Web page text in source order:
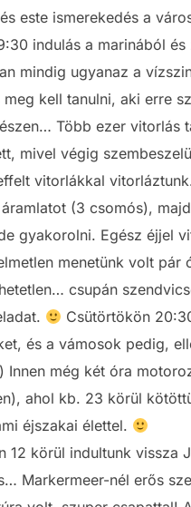
este ismerekedés a
indulás a marinából
mindig ugyanaz a
meg kell tanulni, aki erre
Több ezer vitorlás
mivel végig
vitorlákkal
(3 csomós),
gyakorolni. Egész éjjel
menetünk volt pár
csupán
Csütörtökön
és a vámosok pedig,
Innen még két óra
ahol kb. 23 körül
éjszakai élettel.
12 körül indultunk vissza
Markermeer-nél erős